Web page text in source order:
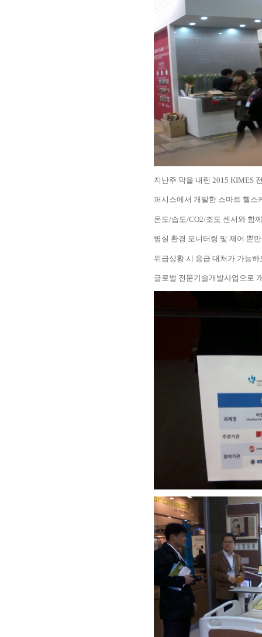
지난주 막을 내린 2015 KIMES
퍼시스에서 개발한 스마트 헬스
온도/습도/CO2/조도 센서와 함께
병실 환경 모니터링 및 제어 뿐
위급상황 시 응급 대처가 가능
글로벌 전문기술개발사업으로